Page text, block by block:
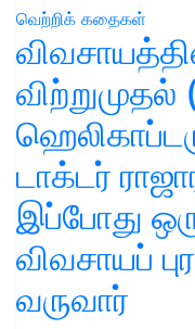
வெற்றிக் கதைகள்
டாக்டர்
இப்போது
விவசாயப்
வருவார்